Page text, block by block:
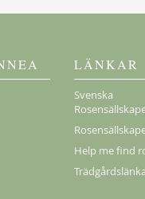
LÄNKAR
Svenska
Help me find